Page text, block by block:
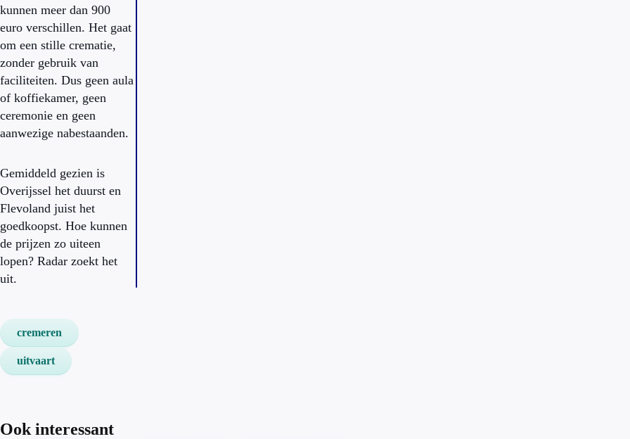
kunnen meer dan 900
euro verschillen. Het gaat
om een stille crematie,
zonder gebruik van
faciliteiten. Dus geen aula
of koffiekamer, geen
ceremonie en geen
aanwezige nabestaanden.
Gemiddeld gezien is
Overijssel het duurst en
Flevoland juist het
goedkoopst. Hoe kunnen
de prijzen zo uiteen
lopen? Radar zoekt het
uit.
cremeren
uitvaart
Ook interessant